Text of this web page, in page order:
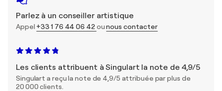
Parlez à un conseiller artistique
Appel +33 1 76 44 06 42 ounous contacter
Les clients attribuent à Singulart la note de 4,9/5
Singulart a reçu la note de 4,9/5 attribuée par plus de
20 000 clients.